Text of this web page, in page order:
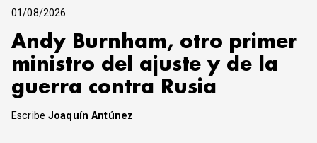
01/08/2026
Andy Burnham, otro primer
ministro del ajuste y de la
guerra contra Rusia
EscribeJoaquín Antúnez